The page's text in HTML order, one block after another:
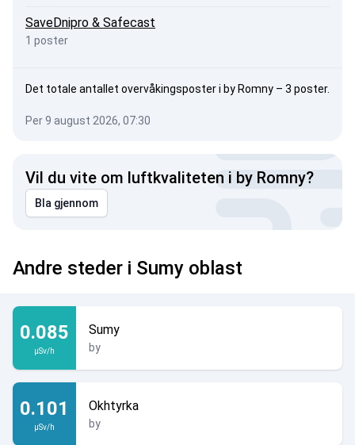
SaveDnipro & Safecast
1 poster
Det totale antallet overvåkingsposter i by Romny – 3 poster.
Per 9 august 2026, 07:30
Vil du vite om luftkvaliteten i by Romny?
Bla gjennom
Andre steder i Sumy oblast
0.085
µSv/h
Sumy
by
0.101
µSv/h
Okhtyrka
by